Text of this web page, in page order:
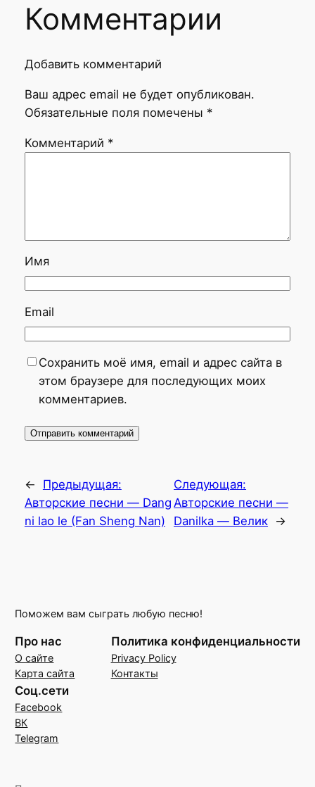
Комментарии
Добавить комментарий
Ваш адрес email не будет опубликован.
Обязательные поля помечены *
Комментарий *
Имя
Email
Сохранить моё имя, email и адрес сайта в
этом браузере для последующих моих
комментариев.
←
Предыдущая:
Авторские песни — Dang
ni lao le (Fan Sheng Nan)
Следующая:
Авторские песни —
Danilka — Велик →
Поможем вам сыграть любую песню!
Про нас
О сайте
Карта сайта
Политика конфиденциальности
Privacy Policy
Контакты
Соц.сети
Facebook
ВК
Telegram